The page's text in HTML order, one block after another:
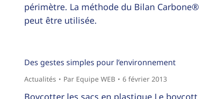
périmètre. La méthode du Bilan Carbone®
peut être utilisée.
Des gestes simples pour l’environnement
Actualités Par Equipe WEB 6 février 2013
Boycotter les sacs en plastique Le boycott